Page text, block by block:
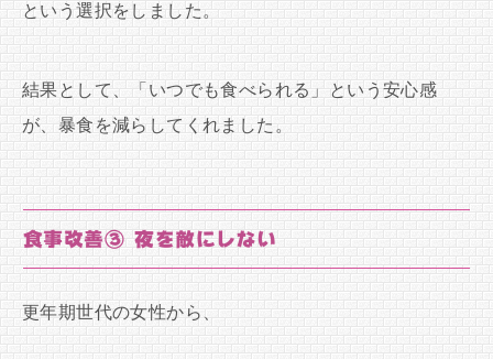
という選択をしました。
結果として、「いつでも食べられる」という安心感
が、暴食を減らしてくれました。
食事改善③ 夜を敵にしない
更年期世代の女性から、